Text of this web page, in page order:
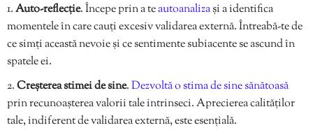
Auto-reflecție. Începe prin a teautoanalizași a identifica
momentele în care cauți excesiv validarea externă. Întreabă-te de
ce simți această nevoie și ce sentimente subiacente se ascund în
spatele ei.
Creșterea stimei de sine.Dezvoltă o stima de sine sănătoasă
prin recunoașterea valorii tale intrinseci. Aprecierea calităților
tale, indiferent de validarea externă, este esențială.